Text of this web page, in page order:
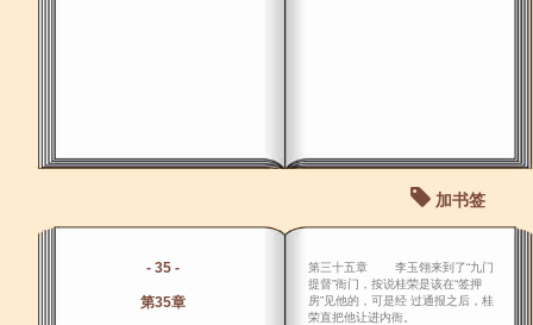
加书签
- 35 -
第35章
第三十五章 李玉翎来到了“九门
提督”衙门，按说桂荣是该在“签押
房”见他的，可是经 过通报之后，桂
荣直把他让进内衙。